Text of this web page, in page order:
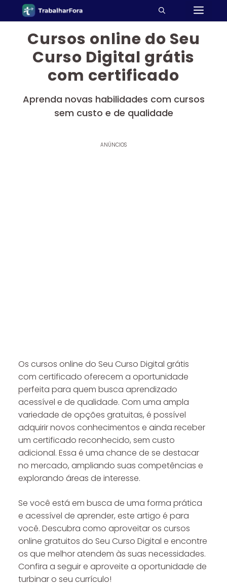
conteúdoCursos online do Seu
Curso Digital grátis
com certificado
Aprenda novas habilidades com cursos
sem custo e de qualidade
ANÚNCIOS
Os cursos online do Seu Curso Digital grátis
com certificado oferecem a oportunidade
perfeita para quem busca aprendizado
acessível e de qualidade. Com uma ampla
variedade de opções gratuitas, é possível
adquirir novos conhecimentos e ainda receber
um certificado reconhecido, sem custo
adicional. Essa é uma chance de se destacar
no mercado, ampliando suas competências e
explorando áreas de interesse.
Se você está em busca de uma forma prática
e acessível de aprender, este artigo é para
você. Descubra como aproveitar os cursos
online gratuitos do Seu Curso Digital e encontre
os que melhor atendem às suas necessidades.
Confira a seguir e aproveite a oportunidade de
turbinar o seu currículo!